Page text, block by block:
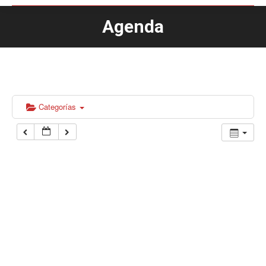
Agenda
Estás aquí:
Categorías